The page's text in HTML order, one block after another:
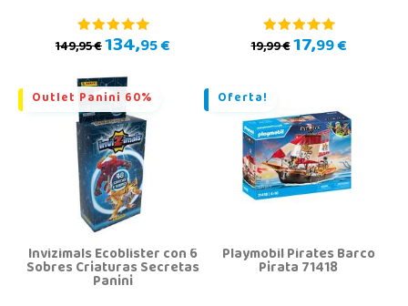
149,95 €134,95 € 19,99 €17,99 €
Outlet Panini 60%
Invizimals Ecoblister con 6
Sobres Criaturas Secretas
Panini
Oferta!
Playmobil Pirates Barco
Pirata 71418